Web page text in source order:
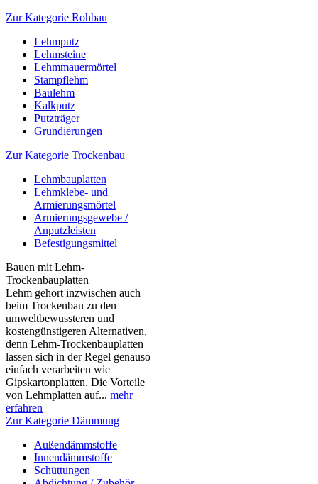
Zur Kategorie Rohbau
Lehmputz
Lehmsteine
Lehmmauermörtel
Stampflehm
Baulehm
Kalkputz
Putzträger
Grundierungen
Zur Kategorie Trockenbau
Lehmbauplatten
Lehmklebe- und
Armierungsmörtel
Armierungsgewebe /
Anputzleisten
Befestigungsmittel
Bauen mit Lehm-
Trockenbauplatten
Lehm gehört inzwischen auch
beim Trockenbau zu den
umweltbewussteren und
kostengünstigeren Alternativen,
denn Lehm-Trockenbauplatten
lassen sich in der Regel genauso
einfach verarbeiten wie
Gipskartonplatten. Die Vorteile
von Lehmplatten auf... mehr
erfahren
Zur Kategorie Dämmung
Außendämmstoffe
Innendämmstoffe
Schüttungen